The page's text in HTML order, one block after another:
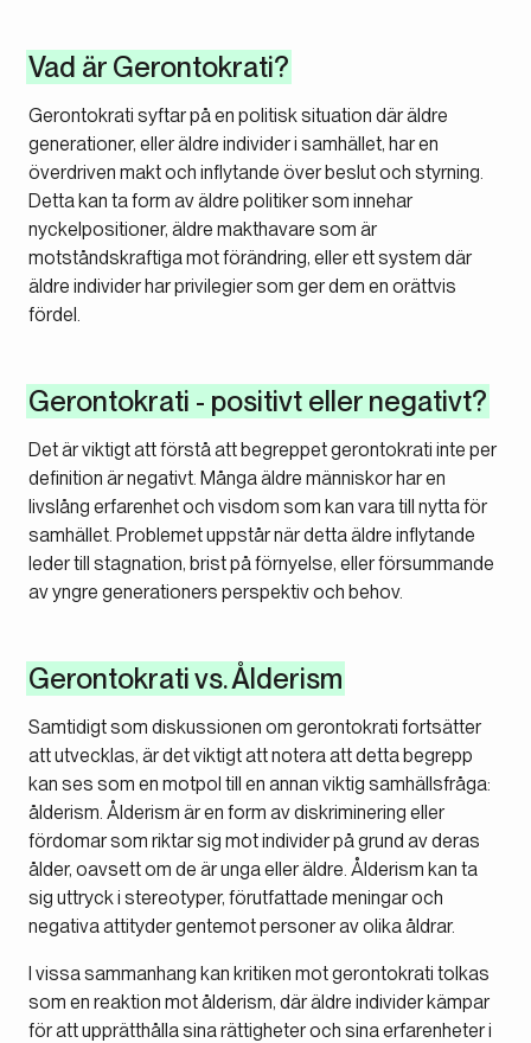
Vad är Gerontokrati?
Gerontokrati syftar på en politisk situation där äldre
generationer, eller äldre individer i samhället, har en
överdriven makt och inflytande över beslut och styrning.
Detta kan ta form av äldre politiker som innehar
nyckelpositioner, äldre makthavare som är
motståndskraftiga mot förändring, eller ett system där
äldre individer har privilegier som ger dem en orättvis
fördel.
Gerontokrati - positivt eller negativt?
Det är viktigt att förstå att begreppet gerontokrati inte per
definition är negativt. Många äldre människor har en
livslång erfarenhet och visdom som kan vara till nytta för
samhället. Problemet uppstår när detta äldre inflytande
leder till stagnation, brist på förnyelse, eller försummande
av yngre generationers perspektiv och behov.
Gerontokrati vs. Ålderism
Samtidigt som diskussionen om gerontokrati fortsätter
att utvecklas, är det viktigt att notera att detta begrepp
kan ses som en motpol till en annan viktig samhällsfråga:
ålderism. Ålderism är en form av diskriminering eller
fördomar som riktar sig mot individer på grund av deras
ålder, oavsett om de är unga eller äldre. Ålderism kan ta
sig uttryck i stereotyper, förutfattade meningar och
negativa attityder gentemot personer av olika åldrar.
I vissa sammanhang kan kritiken mot gerontokrati tolkas
som en reaktion mot ålderism, där äldre individer kämpar
för att upprätthålla sina rättigheter och sina erfarenheter i